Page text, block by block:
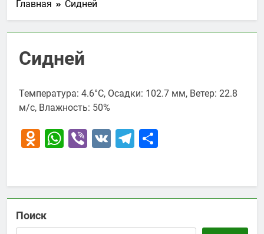
Главная Сидней
Сидней
Температура: 4.6°C, Осадки: 102.7 мм, Ветер: 22.8
м/с, Влажность: 50%
Odnoklassniki
WhatsApp
Viber
VK Telegram
Поиск